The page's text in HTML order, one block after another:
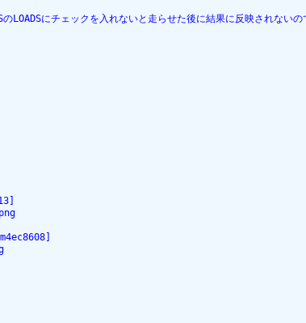
LOADSにチェックを入れないと走らせた後に結果に反映されないの